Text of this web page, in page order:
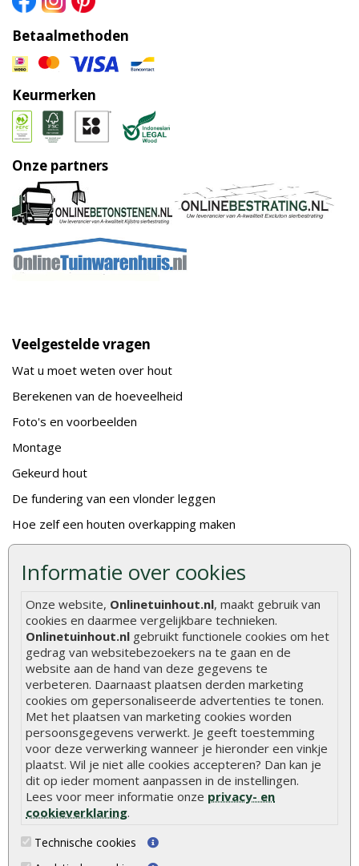
Informatie over cookies
Onze website, Onlinetuinhout.nl, maakt gebruik van
cookies en daarmee vergelijkbare technieken.
Onlinetuinhout.nl gebruikt functionele cookies om het
gedrag van websitebezoekers na te gaan en de
website aan de hand van deze gegevens te
verbeteren. Daarnaast plaatsen derden marketing
cookies om gepersonaliseerde advertenties te tonen.
Met het plaatsen van marketing cookies worden
persoonsgegevens verwerkt. Je geeft toestemming
voor deze verwerking wanneer je hieronder een vinkje
plaatst. Wil je niet alle cookies accepteren? Dan kan je
dit op ieder moment aanpassen in de instellingen.
Lees voor meer informatie onze privacy- en
cookieverklaring.
Technische cookies
Betaalmethoden
Keurmerken
Onze partners
Veelgestelde vragen
Wat u moet weten over hout
Berekenen van de hoeveelheid
Foto's en voorbeelden
Montage
Gekeurd hout
De fundering van een vlonder leggen
Hoe zelf een houten overkapping maken
Hoe zelf een vlonder leggen
Hoe betonpaal plaatsen
Hoe schutting plaatsen
De 9 beste tuinschermen van Onlinetuinhout.nl
Stijlvolle houtsoorten voor in de tuin
Duurzame tuin
Welke palen voor een schapenhek
Alle populaire categorieën
Tuinhout
Schutting
Tuindeuren
Tuinschermen
Steigerplanken